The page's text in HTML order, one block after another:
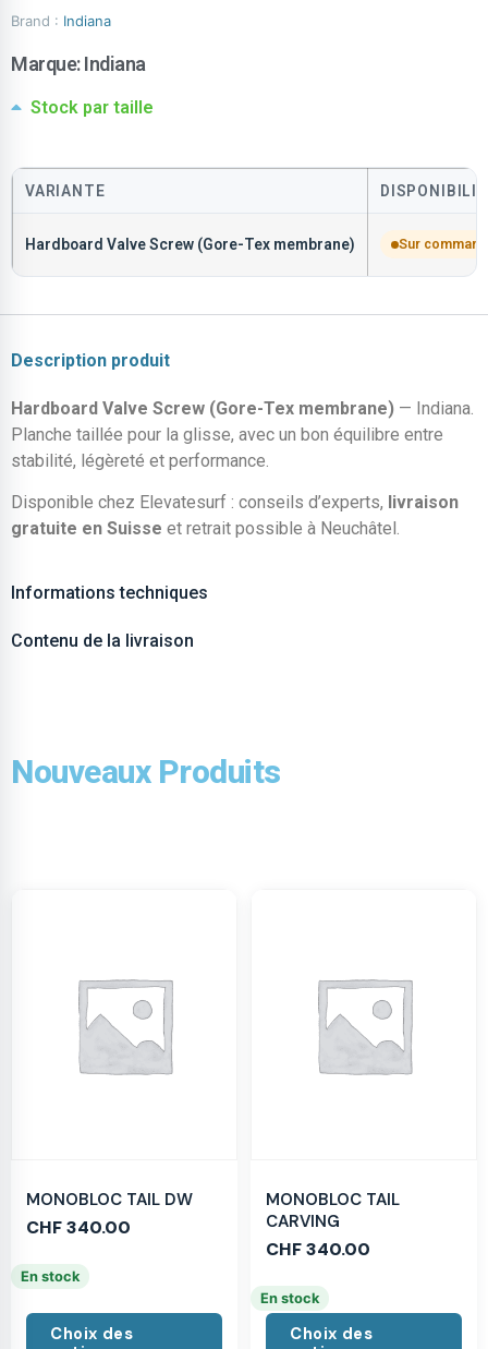
Brand : Indiana
Marque:Indiana
Stock par taille
VARIANTE
Hardboard Valve Screw (Gore-Tex membrane) Sur
Description produit
Hardboard Valve Screw (Gore-Tex membrane) — Indiana.
Planche taillée pour la glisse, avec un bon équilibre entre
stabilité, légèreté et performance.
Disponible chez Elevatesurf : conseils d’experts, livraison
gratuite en Suisse et retrait possible à Neuchâtel.
Informations techniques
Contenu de la livraison
Nouveaux Produits
MONOBLOC TAIL DW
CHF340.00
En stock
Choix des
MONOBLOC TAIL
CARVING
CHF340.00
En stock
Choix des